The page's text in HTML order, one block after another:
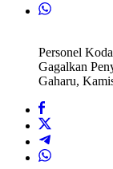
Personel
Gagalkan
Gaharu,